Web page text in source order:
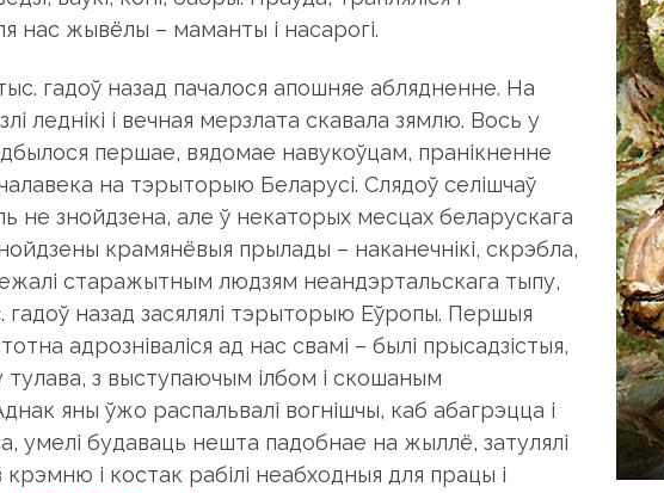
нас жывёлы – маманты і насарогі.
гадоў назад пачалося апошняе аблядненне. На
леднікі і вечная мерзлата скавала зямлю. Вось у
першае, вядомае навукоўцам, пранікненне
на тэрыторыю Беларусі. Слядоў селішчаў
не знойдзена, але ў некаторых месцах беларускага
крамянёвыя прылады – наканечнікі, скрэбла,
старажытным людзям неандэртальскага тыпу,
гадоў назад засялялі тэрыторыю Еўропы. Першыя
адрозніваліся ад нас свамі – былі прысадзістыя,
тулава, з выступаючым ілбом і скошаным
яны ўжо распальвалі вогнішчы, каб абагрэцца і
умелі будаваць нешта падобнае на жыллё, затулялі
і костак рабілі неабходныя для працы і